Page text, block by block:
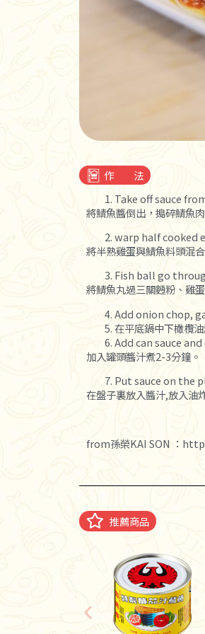
作 法
Take off sauce
將鯖魚醬倒出，搗碎鯖魚
warp half cooked
將半熟雞蛋與鯖魚料頭混合
Fish ball go
將鯖魚丸過三關麪粉、雞
Add onion chop,
在平底鍋中下橄欖
Add can sauce
加入罐頭醬汁煮2-3分鐘。
Put sauce on the
在盤子裏放入醬汁,放入油
from孫榮KAI SON ：
推薦商品